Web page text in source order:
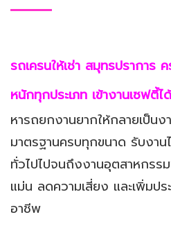
รถเครนให้เช่า สมุทรปราการ
หนักทุกประเภท เข้างานเซฟตี้ไ
หารถยกงานยากให้กลายเป็น
มาตรฐานครบทุกขนาด รับงา
ทั่วไปไปจนถึงงานอุตสาหกรร
แม่น ลดความเสี่ยง และเพิ่มป
อาชีพ